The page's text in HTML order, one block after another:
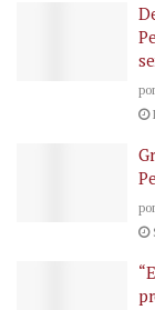
por
por